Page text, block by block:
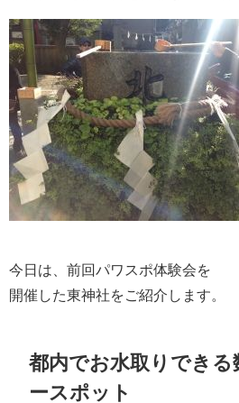
今日は、前回パワスポ体験会を
開催した東神社をご紹介します。
都内でお水取りできる
ースポット